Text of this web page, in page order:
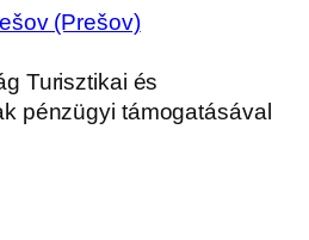
(Prešov)
Turisztikai és
pénzügyi támogatásával